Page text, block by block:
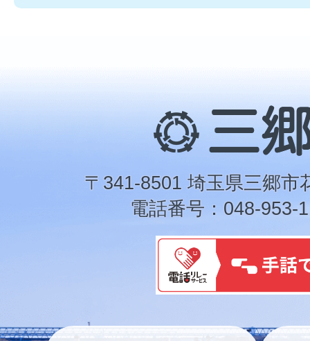
三
郷
市
〒341-8501 埼玉県三郷市
電話番号：048-953-